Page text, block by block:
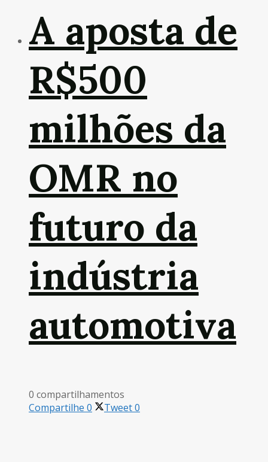
A aposta de
R$500
milhões da
OMR no
futuro da
indústria
automotiva
0 compartilhamentos
Compartilhe 0 Tweet0